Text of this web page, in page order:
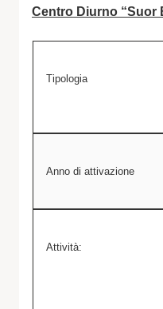
Centro Diurno “Suor
Tipologia
Anno di attivazione
Attività: